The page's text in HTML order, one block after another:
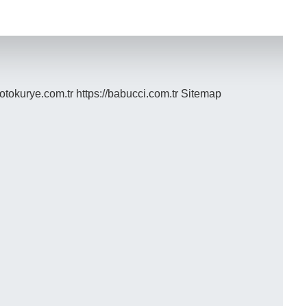
https://babucci.com.tr Sitemap